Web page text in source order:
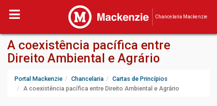
Chancelaria Mackenzie
A coexistência pacífica entre
Direito Ambiental e Agrário
Portal Mackenzie Chancelaria
Cartas de Princípios
A coexistência pacífica entre Direito Ambiental e Agrário